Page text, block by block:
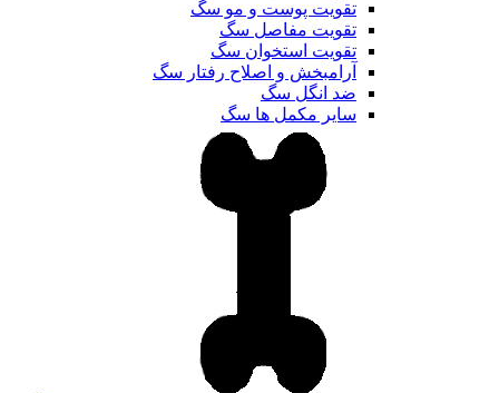
تقویت پوست و مو سگ
تقویت مفاصل سگ
تقویت استخوان سگ
آرامبخش و اصلاح رفتار سگ
ضد انگل سگ
سایر مکمل ها سگ